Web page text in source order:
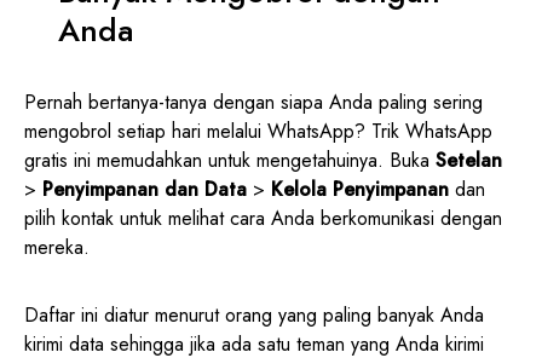
Anda
Pernah bertanya-tanya dengan siapa Anda paling sering
mengobrol setiap hari melalui WhatsApp? Trik WhatsApp
gratis ini memudahkan untuk mengetahuinya. Buka Setelan
> Penyimpanan dan Data > Kelola Penyimpanan dan
pilih kontak untuk melihat cara Anda berkomunikasi dengan
mereka.
Daftar ini diatur menurut orang yang paling banyak Anda
kirimi data sehingga jika ada satu teman yang Anda kirimi